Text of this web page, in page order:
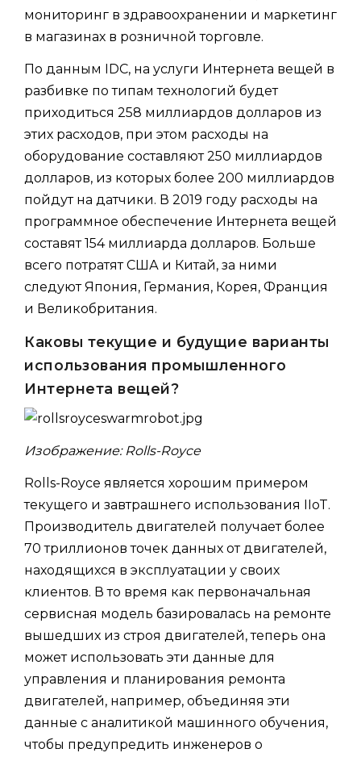
мониторинг в здравоохранении и маркетинг
в магазинах в розничной торговле.
По данным IDC, на услуги Интернета вещей в
разбивке по типам технологий будет
приходиться 258 миллиардов долларов из
этих расходов, при этом расходы на
оборудование составляют 250 миллиардов
долларов, из которых более 200 миллиардов
пойдут на датчики. В 2019 году расходы на
программное обеспечение Интернета вещей
составят 154 миллиарда долларов. Больше
всего потратят США и Китай, за ними
следуют Япония, Германия, Корея, Франция
и Великобритания.
Каковы текущие и будущие варианты
использования промышленного
Интернета вещей?
Изображение: Rolls-Royce
Rolls-Royce является хорошим примером
текущего и завтрашнего использования IIoT.
Производитель двигателей получает более
70 триллионов точек данных от двигателей,
находящихся в эксплуатации у своих
клиентов. В то время как первоначальная
сервисная модель базировалась на ремонте
вышедших из строя двигателей, теперь она
может использовать эти данные для
управления и планирования ремонта
двигателей, например, объединяя эти
данные с аналитикой машинного обучения,
чтобы предупредить инженеров о